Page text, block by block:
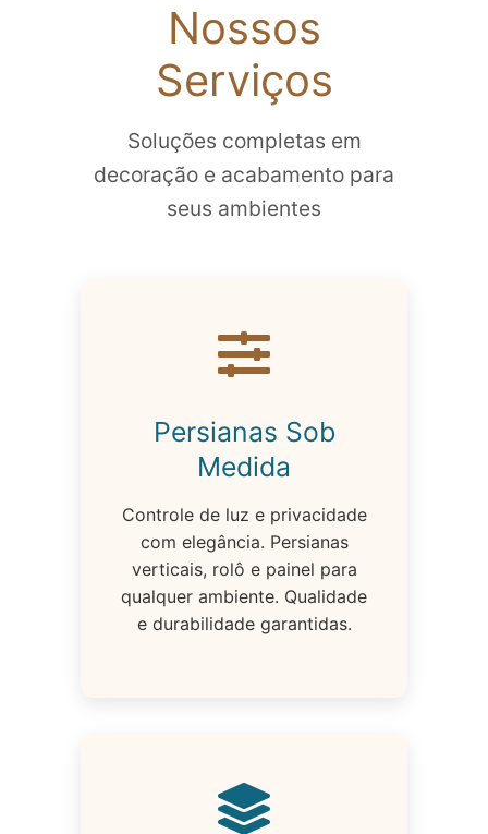
Nossos
Serviços
Soluções completas em
decoração e acabamento para
seus ambientes
Persianas Sob
Medida
Controle de luz e privacidade
com elegância. Persianas
verticais, rolô e painel para
qualquer ambiente. Qualidade
e durabilidade garantidas.